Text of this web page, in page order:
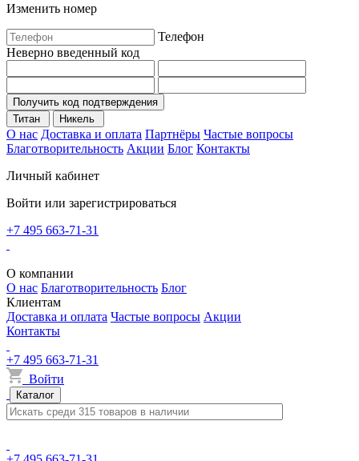
Изменить номер
Телефон
Неверно введенный код
Получить код подтверждения
Титан
Никель
О нас Доставка и оплата Партнёры Частые вопросы
Благотворительность Акции Блог Контакты
Личный кабинет
Войти или зарегистрироваться
+7 495 663-71-31
О компании
О нас Благотворительность Блог
Клиентам
Доставка и оплата Частые вопросы Акции
Контакты
+7 495 663-71-31
Войти
Каталог